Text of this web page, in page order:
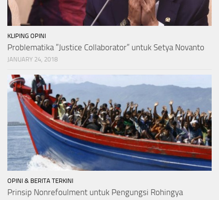
KLIPING OPINI
Problematika ”Justice Collaborator” untuk Setya Novanto
JANUARY 24, 2018
OPINI & BERITA TERKINI
Prinsip Nonrefoulment untuk Pengungsi Rohingya